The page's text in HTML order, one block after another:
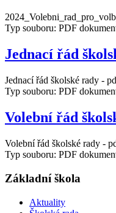
Typ souboru: PDF
Jednací řád
Jednací řád školské rady -
Typ souboru: PDF
Volební řád
Volební řád školské rady -
Typ souboru: PDF
Základní škola
Aktuality